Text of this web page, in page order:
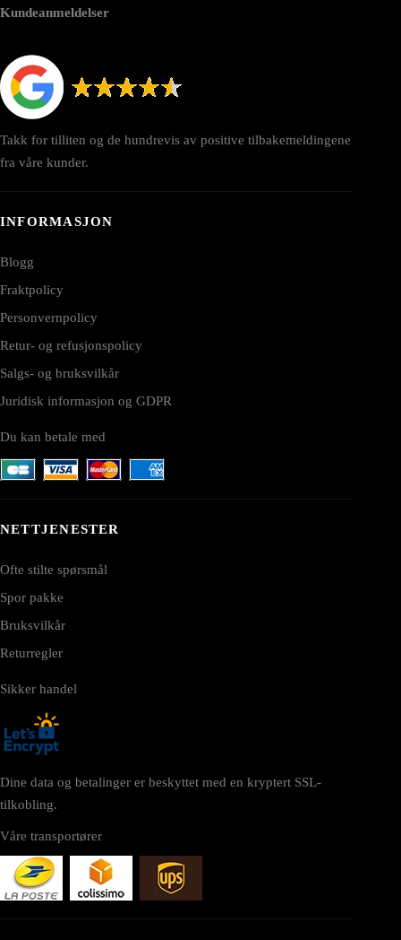
Kundeanmeldelser
Takk for tilliten og de hundrevis av positive tilbakemeldingene
fra våre kunder.
INFORMASJON
Blogg
Fraktpolicy
Personvernpolicy
Retur- og refusjonspolicy
Salgs- og bruksvilkår
Juridisk informasjon og GDPR
Du kan betale med
NETTJENESTER
Ofte stilte spørsmål
Spor pakke
Bruksvilkår
Returregler
Sikker handel
Dine data og betalinger er beskyttet med en kryptert SSL-
tilkobling.
Våre transportører